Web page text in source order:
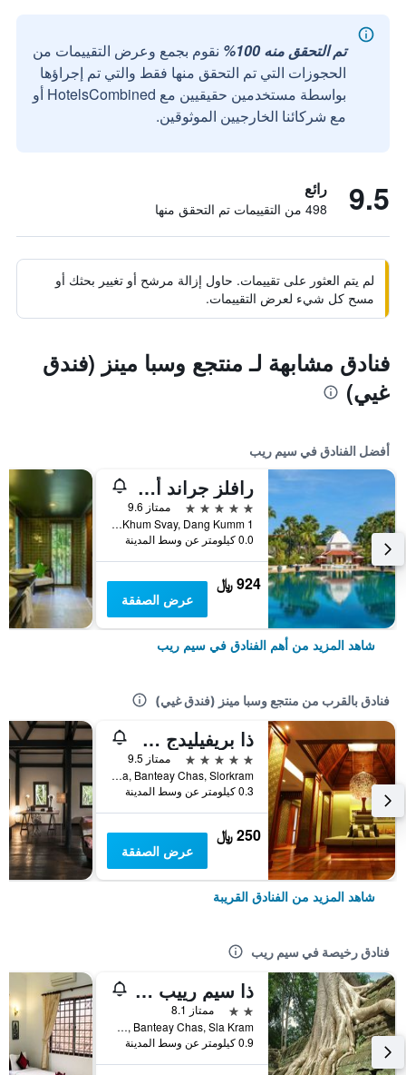
تم التحقق منه 100%
نقوم بجمع وعرض التقييمات من
الحجوزات التي تم التحقق منها فقط والتي تم إجراؤها
بواسطة مستخدمين حقيقيين مع HotelsCombined أو
مع شركائنا الخارجيين الموثوقين.
9.5 رائع
498 من التقييمات تم التحقق منها
لم يتم العثور على تقييمات. حاول إزالة مرشح أو تغيير بحثك أو
مسح كل شيء لعرض التقييمات.
فنادق مشابهة لـ منتجع وسبا مينز (فندق
غيي)
أفضل الفنادق في سيم ريب
رافلز جراند أوتل دانجكور
5 نجوم
ممتاز 9.6
1 Vithei Charles de Gaulle, Khum Svay, Dang Kumm, سيم ريب, كمبوديا
0.0 كيلومتر عن وسط المدينة
924 ﷼
عرض الصفقة
شاهد المزيد من أهم الفنادق في سيم ريب
فنادق بالقرب من منتجع وسبا مينز (فندق غيي)
ذا بريفيليدج فلور باي بوري أنجكور
5 نجوم
ممتاز 9.5
National Road 6, Siem Reap Central Area, Banteay Chas, Slorkram, سيم ريب, كمبوديا
0.3 كيلومتر عن وسط المدينة
250 ﷼
عرض الصفقة
شاهد المزيد من الفنادق القريبة
فنادق رخيصة في سيم ريب
ذا سيم رييب تشيلد باكباكرز
2 نجمتين
ممتاز 8.1
Wat Bo Rd, Banteay Chas, Sla Kram, سيم ريب, كمبوديا
0.9 كيلومتر عن وسط المدينة